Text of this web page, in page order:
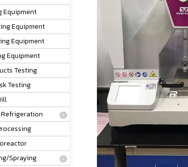
Equipment
Equipment
Equipment
Equipment
Testing
Testing
Refrigeration
Spraying